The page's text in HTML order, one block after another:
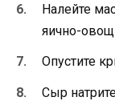
Налейте
яично-
Опустите
Сыр